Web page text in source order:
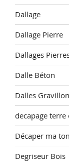
Dallage
Dallage Pierre
Dallages
Dalle Béton
Dalles
decapage terre
Décaper ma
Degriseur Bois